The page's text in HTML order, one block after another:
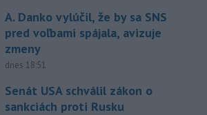
A. Danko vylúčil, že by sa SNS
pred voľbami spájala, avizuje
zmeny
dnes 18:51
Senát USA schválil zákon o
sankciách proti Rusku